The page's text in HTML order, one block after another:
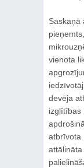
Saskaņā
vienota
devēja
izglītības
atbrīvota